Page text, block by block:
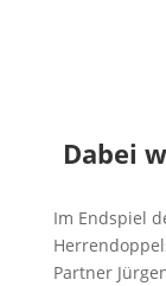
Dabei
Im Endspiel
Partner